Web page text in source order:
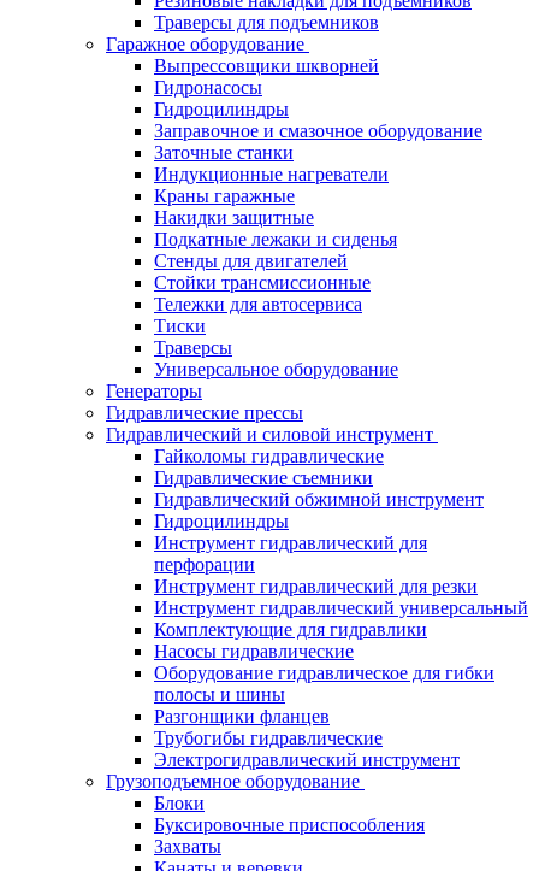
Траверсы для подъемников
Гаражное оборудование
Выпрессовщики шкворней
Гидронасосы
Гидроцилиндры
Заправочное и смазочное оборудование
Заточные станки
Индукционные нагреватели
Краны гаражные
Накидки защитные
Подкатные лежаки и сиденья
Стенды для двигателей
Стойки трансмиссионные
Тележки для автосервиса
Тиски
Траверсы
Универсальное оборудование
Генераторы
Гидравлические прессы
Гидравлический и силовой инструмент
Гайколомы гидравлические
Гидравлические съемники
Гидравлический обжимной инструмент
Гидроцилиндры
Инструмент гидравлический для
перфорации
Инструмент гидравлический для резки
Инструмент гидравлический универсальный
Комплектующие для гидравлики
Насосы гидравлические
Оборудование гидравлическое для гибки
полосы и шины
Разгонщики фланцев
Трубогибы гидравлические
Электрогидравлический инструмент
Грузоподъемное оборудование
Блоки
Буксировочные приспособления
Захваты